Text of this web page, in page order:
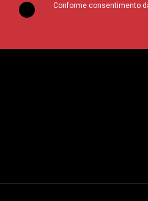
Conforme consentimento